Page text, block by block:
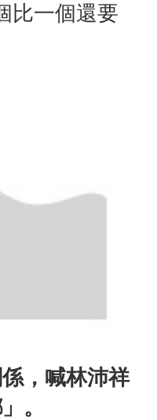
比一個還要
，喊林沛祥
。